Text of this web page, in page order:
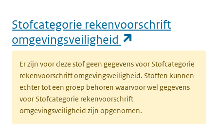
Stofcategorie rekenvoorschrift
omgevingsveiligheid
Er zijn voor deze stof geen gegevens voor Stofcategorie
rekenvoorschrift omgevingsveiligheid. Stoffen kunnen
echter tot een groep behoren waarvoor wel gegevens
voor Stofcategorie rekenvoorschrift
omgevingsveiligheid zijn opgenomen.